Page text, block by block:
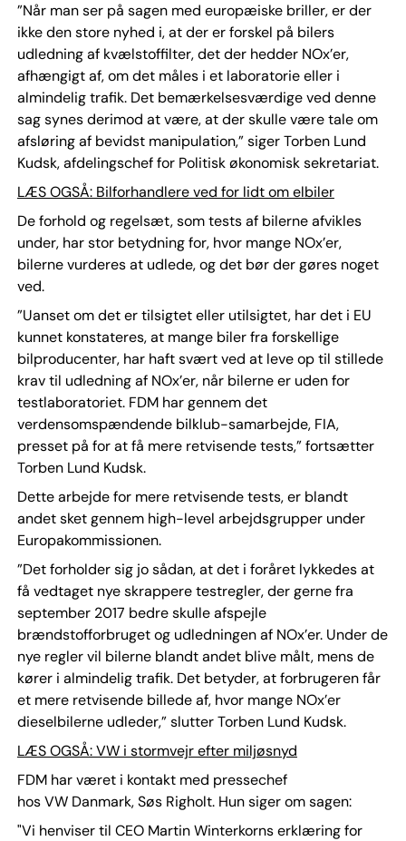
”Når man ser på sagen med europæiske briller, er der
ikke den store nyhed i, at der er forskel på bilers
udledning af kvælstoffilter, det der hedder NOx’er,
afhængigt af, om det måles i et laboratorie eller i
almindelig trafik. Det bemærkelsesværdige ved denne
sag synes derimod at være, at der skulle være tale om
afsløring af bevidst manipulation,” siger Torben Lund
Kudsk, afdelingschef for Politisk økonomisk sekretariat.
LÆS OGSÅ: Bilforhandlere ved for lidt om elbiler
De forhold og regelsæt, som tests af bilerne afvikles
under, har stor betydning for, hvor mange NOx’er,
bilerne vurderes at udlede, og det bør der gøres noget
ved.
”Uanset om det er tilsigtet eller utilsigtet, har det i EU
kunnet konstateres, at mange biler fra forskellige
bilproducenter, har haft svært ved at leve op til stillede
krav til udledning af NOx’er, når bilerne er uden for
testlaboratoriet. FDM har gennem det
verdensomspændende bilklub-samarbejde, FIA,
presset på for at få mere retvisende tests,” fortsætter
Torben Lund Kudsk.
Dette arbejde for mere retvisende tests, er blandt
andet sket gennem high-level arbejdsgrupper under
Europakommissionen.
”Det forholder sig jo sådan, at det i foråret lykkedes at
få vedtaget nye skrappere testregler, der gerne fra
september 2017 bedre skulle afspejle
brændstofforbruget og udledningen af NOx’er. Under de
nye regler vil bilerne blandt andet blive målt, mens de
kører i almindelig trafik. Det betyder, at forbrugeren får
et mere retvisende billede af, hvor mange NOx’er
dieselbilerne udleder,” slutter Torben Lund Kudsk.
LÆS OGSÅ: VW i stormvejr efter miljøsnyd
FDM har været i kontakt med pressechef
hos VW Danmark, Søs Righolt. Hun siger om sagen:
"Vi henviser til CEO Martin Winterkorns erklæring for